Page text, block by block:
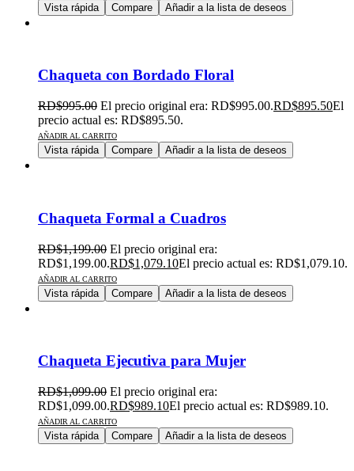
Vista rápida Compare Añadir a la lista de deseos
Chaqueta con Bordado Floral
RD$995.00 El precio original era: RD$995.00.RD$895.50El
precio actual es: RD$895.50.
AÑADIR AL CARRITO
Vista rápida Compare Añadir a la lista de deseos
Chaqueta Formal a Cuadros
RD$1,199.00 El precio original era:
RD$1,199.00.RD$1,079.10El precio actual es: RD$1,079.10.
AÑADIR AL CARRITO
Vista rápida Compare Añadir a la lista de deseos
Chaqueta Ejecutiva para Mujer
RD$1,099.00 El precio original era:
RD$1,099.00.RD$989.10El precio actual es: RD$989.10.
AÑADIR AL CARRITO
Vista rápida Compare Añadir a la lista de deseos